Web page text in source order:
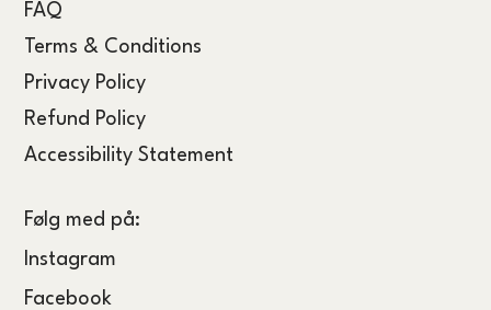
FAQ
Terms & Conditions
Privacy Policy
Refund Policy
Accessibility Statement
Følg med på:
Instagram
Facebook